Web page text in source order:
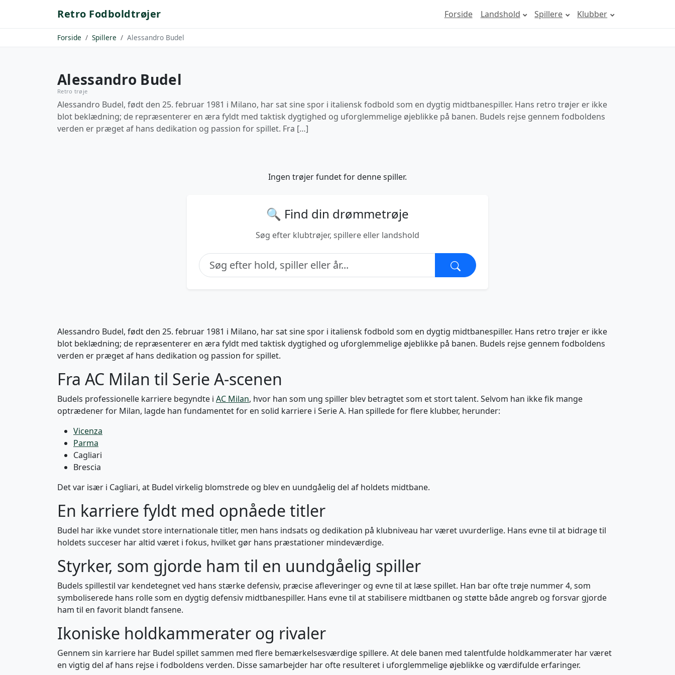
Retro Fodboldtrøjer Forside Landshold Spillere Klubber
Forside Spillere Alessandro Budel
Alessandro Budel
Retro trøje
Alessandro Budel, født den 25. februar 1981 i Milano, har sat sine spor i italiensk fodbold som en dygtig midtbanespiller. Hans retro trøjer er ikke
blot beklædning; de repræsenterer en æra fyldt med taktisk dygtighed og uforglemmelige øjeblikke på banen. Budels rejse gennem fodboldens
verden er præget af hans dedikation og passion for spillet. Fra […]
Ingen trøjer fundet for denne spiller.
🔍 Find din drømmetrøje
Søg efter klubtrøjer, spillere eller landshold
Alessandro Budel, født den 25. februar 1981 i Milano, har sat sine spor i italiensk fodbold som en dygtig midtbanespiller. Hans retro trøjer er ikke
blot beklædning; de repræsenterer en æra fyldt med taktisk dygtighed og uforglemmelige øjeblikke på banen. Budels rejse gennem fodboldens
verden er præget af hans dedikation og passion for spillet.
Fra AC Milan til Serie A-scenen
Budels professionelle karriere begyndte i AC Milan, hvor han som ung spiller blev betragtet som et stort talent. Selvom han ikke fik mange
optrædener for Milan, lagde han fundamentet for en solid karriere i Serie A. Han spillede for flere klubber, herunder:
Vicenza
Parma
Cagliari
Brescia
Det var især i Cagliari, at Budel virkelig blomstrede og blev en uundgåelig del af holdets midtbane.
En karriere fyldt med opnåede titler
Budel har ikke vundet store internationale titler, men hans indsats og dedikation på klubniveau har været uvurderlige. Hans evne til at bidrage til
holdets succeser har altid været i fokus, hvilket gør hans præstationer mindeværdige.
Styrker, som gjorde ham til en uundgåelig spiller
Budels spillestil var kendetegnet ved hans stærke defensiv, præcise afleveringer og evne til at læse spillet. Han bar ofte trøje nummer 4, som
symboliserede hans rolle som en dygtig defensiv midtbanespiller. Hans evne til at stabilisere midtbanen og støtte både angreb og forsvar gjorde
ham til en favorit blandt fansene.
Ikoniske holdkammerater og rivaler
Gennem sin karriere har Budel spillet sammen med flere bemærkelsesværdige spillere. At dele banen med talentfulde holdkammerater har været
en vigtig del af hans rejse i fodboldens verden. Disse samarbejder har ofte resulteret i uforglemmelige øjeblikke og værdifulde erfaringer.